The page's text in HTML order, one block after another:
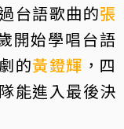
台語歌曲的張
開始學唱台語
的黃鐙輝 ，四
能進入最後決